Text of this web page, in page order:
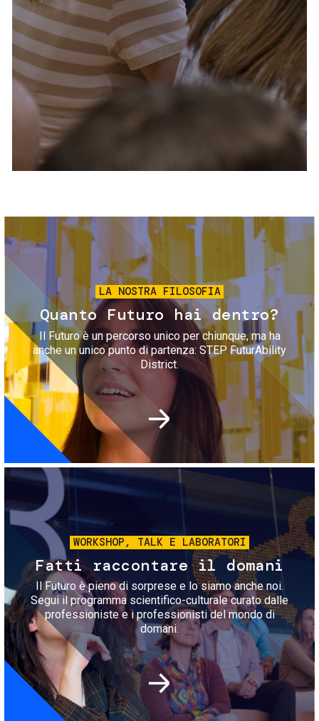
Servizi e accessibilità
Contatti
FAQ
Biglietti
Immagine
LA NOSTRA FILOSOFIA
Quanto Futuro hai dentro?
Il Futuro è un percorso unico per chiunque, ma ha
anche un unico punto di partenza: STEP FuturAbility
District.
Immagine
WORKSHOP, TALK E LABORATORI
Fatti raccontare il domani
Il Futuro è pieno di sorprese e lo siamo anche noi.
Segui il programma scientifico-culturale curato dalle
professioniste e i professionisti del mondo di
domani.